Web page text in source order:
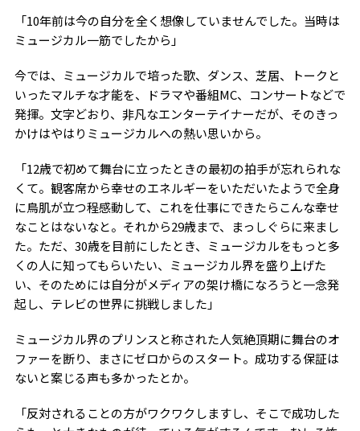
「10年前は今の自分を全く想像していませんでした。当時は
ミュージカル一筋でしたから」
今では、ミュージカルで培った歌、ダンス、芝居、トークと
いったマルチな才能を、ドラマや番組MC、コンサートなどで
発揮。文字どおり、非凡なエンターテイナーだが、そのきっ
かけはやはりミュージカルへの熱い思いから。
「12歳で初めて舞台に立ったときの最初の拍手が忘れられな
くて。観客席から幸せのエネルギーをいただいたようで全身
に鳥肌が立つ程感動して、これを仕事にできたらこんな幸せ
なことはないなと。それから29歳まで、まっしぐらに来まし
た。ただ、30歳を目前にしたとき、ミュージカルをもっと多
くの人に知ってもらいたい、ミュージカル界を盛り上げた
い、そのためには自分がメディアの架け橋になろうと一念発
起し、テレビの世界に挑戦しました」
ミュージカル界のプリンスと称された人気絶頂期に舞台のオ
ファーを断り、まさにゼロからのスタート。成功する保証は
ないと案じる声も多かったとか。
「反対されることの方がワクワクしますし、そこで成功した